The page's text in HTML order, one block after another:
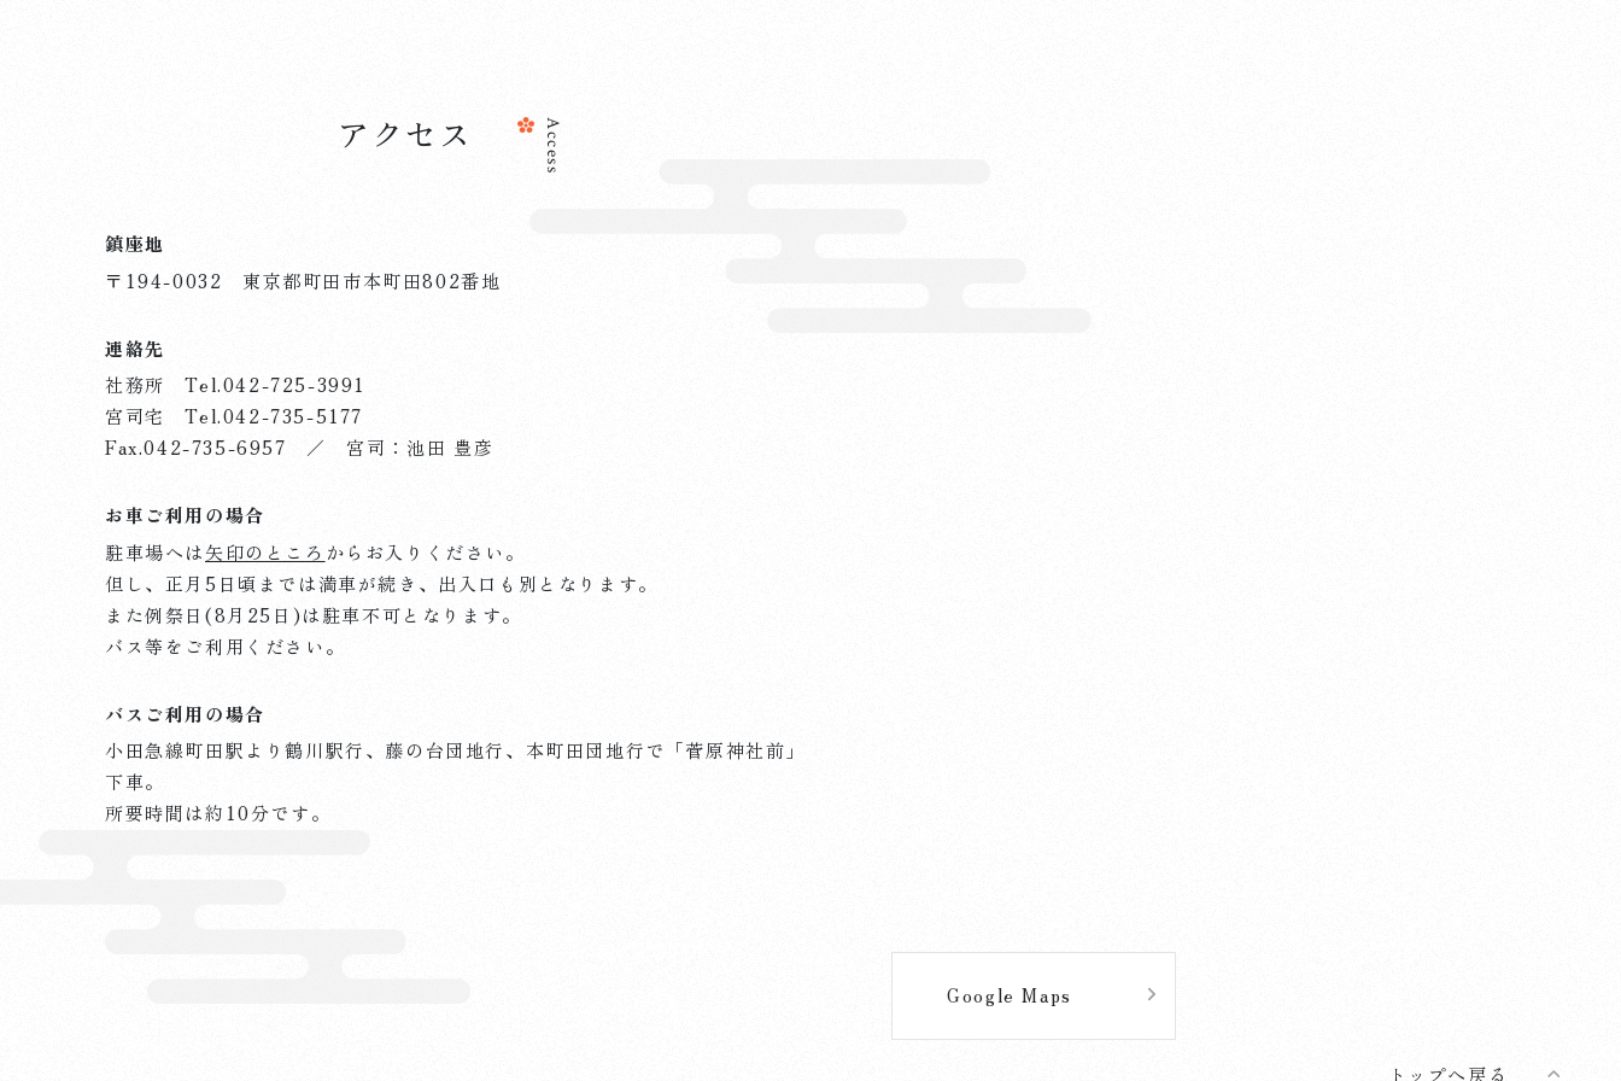
アクセス Access
鎮座地
〒194-0032 東京都町田市本町田802番地
連絡先
社務所 Tel.042-725-3991
宮司宅 Tel.042-735-5177
Fax.042-735-6957 ／ 宮司：池田 豊彦
お車ご利用の場合
駐車場へは矢印のところ からお入りください。
但し、正月5日頃までは満車が続き、出入口も別となります。
また例祭日(8月25日)は駐車不可となります。
バス等をご利用ください。
バスご利用の場合
小田急線町田駅より鶴川駅行、藤の台団地行、本町田団地行で「菅原神社前」
下車。
所要時間は約10分です。
Google Maps
トップへ戻る